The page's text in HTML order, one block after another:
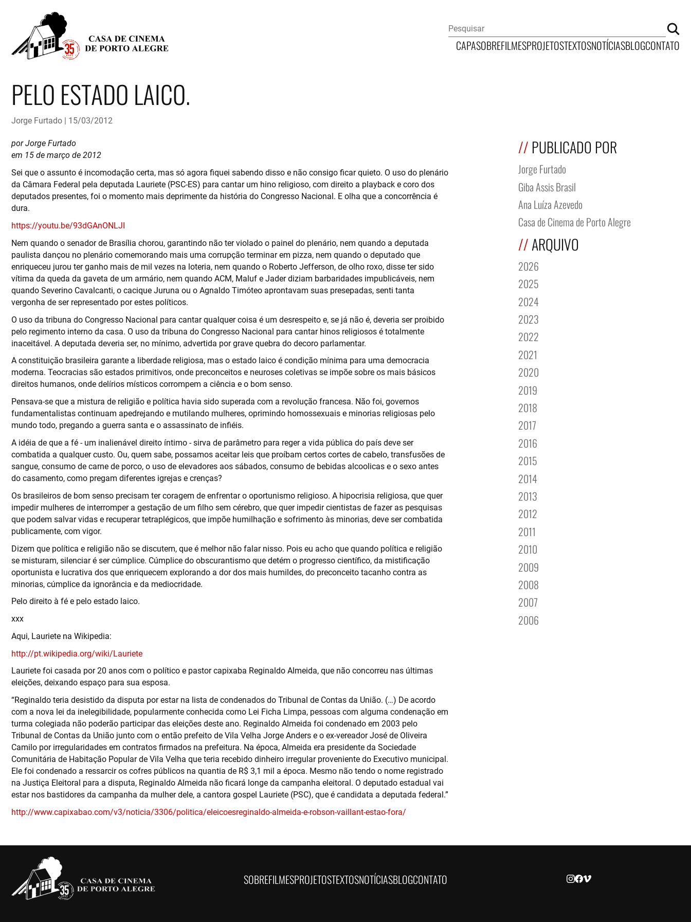
CAPASOBREFILMESPROJETOSTEXTOSNOTÍCIASBLOGCONTATO
PELO ESTADO LAICO.
Jorge Furtado 15/03/2012
por Jorge Furtado
em 15 de março de 2012
Sei que o assunto é incomodação certa, mas só agora fiquei sabendo disso e não consigo ficar quieto. O uso do plenário
da Câmara Federal pela deputada Lauriete (PSC-ES) para cantar um hino religioso, com direito a playback e coro dos
deputados presentes, foi o momento mais deprimente da história do Congresso Nacional. E olha que a concorrência é
dura.
https://youtu.be/93dGAnONLJI
Nem quando o senador de Brasília chorou, garantindo não ter violado o painel do plenário, nem quando a deputada
paulista dançou no plenário comemorando mais uma corrupção terminar em pizza, nem quando o deputado que
enriqueceu jurou ter ganho mais de mil vezes na loteria, nem quando o Roberto Jefferson, de olho roxo, disse ter sido
vítima da queda da gaveta de um armário, nem quando ACM, Maluf e Jader diziam barbaridades impublicáveis, nem
quando Severino Cavalcanti, o cacique Juruna ou o Agnaldo Timóteo aprontavam suas presepadas, senti tanta
vergonha de ser representado por estes políticos.
O uso da tribuna do Congresso Nacional para cantar qualquer coisa é um desrespeito e, se já não é, deveria ser proibido
pelo regimento interno da casa. O uso da tribuna do Congresso Nacional para cantar hinos religiosos é totalmente
inaceitável. A deputada deveria ser, no mínimo, advertida por grave quebra do decoro parlamentar.
A constituição brasileira garante a liberdade religiosa, mas o estado laico é condição mínima para uma democracia
moderna. Teocracias são estados primitivos, onde preconceitos e neuroses coletivas se impõe sobre os mais básicos
direitos humanos, onde delírios místicos corrompem a ciência e o bom senso.
Pensava-se que a mistura de religião e política havia sido superada com a revolução francesa. Não foi, governos
fundamentalistas continuam apedrejando e mutilando mulheres, oprimindo homossexuais e minorias religiosas pelo
mundo todo, pregando a guerra santa e o assassinato de infiéis.
A idéia de que a fé - um inalienável direito íntimo - sirva de parâmetro para reger a vida pública do país deve ser
combatida a qualquer custo. Ou, quem sabe, possamos aceitar leis que proíbam certos cortes de cabelo, transfusões de
sangue, consumo de carne de porco, o uso de elevadores aos sábados, consumo de bebidas alcoolicas e o sexo antes
do casamento, como pregam diferentes igrejas e crenças?
Os brasileiros de bom senso precisam ter coragem de enfrentar o oportunismo religioso. A hipocrisia religiosa, que quer
impedir mulheres de interromper a gestação de um filho sem cérebro, que quer impedir cientistas de fazer as pesquisas
que podem salvar vidas e recuperar tetraplégicos, que impõe humilhação e sofrimento às minorias, deve ser combatida
publicamente, com vigor.
Dizem que política e religião não se discutem, que é melhor não falar nisso. Pois eu acho que quando política e religião
se misturam, silenciar é ser cúmplice. Cúmplice do obscurantismo que detém o progresso científico, da mistificação
oportunista e lucrativa dos que enriquecem explorando a dor dos mais humildes, do preconceito tacanho contra as
minorias, cúmplice da ignorância e da mediocridade.
Pelo direito à fé e pelo estado laico.
xxx
Aqui, Lauriete na Wikipedia:
http://pt.wikipedia.org/wiki/Lauriete
Lauriete foi casada por 20 anos com o político e pastor capixaba Reginaldo Almeida, que não concorreu nas últimas
eleições, deixando espaço para sua esposa.
“Reginaldo teria desistido da disputa por estar na lista de condenados do Tribunal de Contas da União. (…) De acordo
com a nova lei da inelegibilidade, popularmente conhecida como Lei Ficha Limpa, pessoas com alguma condenação em
turma colegiada não poderão participar das eleições deste ano. Reginaldo Almeida foi condenado em 2003 pelo
Tribunal de Contas da União junto com o então prefeito de Vila Velha Jorge Anders e o ex-vereador José de Oliveira
Camilo por irregularidades em contratos firmados na prefeitura. Na época, Almeida era presidente da Sociedade
Comunitária de Habitação Popular de Vila Velha que teria recebido dinheiro irregular proveniente do Executivo municipal.
Ele foi condenado a ressarcir os cofres públicos na quantia de R$ 3,1 mil a época. Mesmo não tendo o nome registrado
na Justiça Eleitoral para a disputa, Reginaldo Almeida não ficará longe da campanha eleitoral. O deputado estadual vai
estar nos bastidores da campanha da mulher dele, a cantora gospel Lauriete (PSC), que é candidata a deputada federal.”
http://www.capixabao.com/v3/noticia/3306/politica/eleicoesreginaldo-almeida-e-robson-vaillant-estao-fora/
PUBLICADO POR
Jorge Furtado
Giba Assis Brasil
Ana Luíza Azevedo
Casa de Cinema de Porto Alegre
ARQUIVO
2026
2025
2024
2023
2022
2021
2020
2019
2018
2017
2016
2015
2014
2013
2012
2011
2010
2009
2008
2007
2006
SOBREFILMESPROJETOSTEXTOSNOTÍCIASBLOGCONTATO